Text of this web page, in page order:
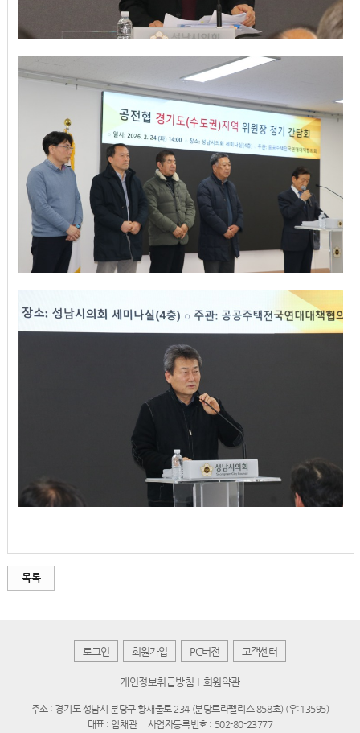
목록
로그인 회원가입 PC버전 고객센터
개인정보취급방침 회원약관
주소 : 경기도 성남시 분당구 황새울로 234 (분당트라펠리스 858호) (우:13595)
대표 : 임채관
사업자등록번호 : 502-80-23777